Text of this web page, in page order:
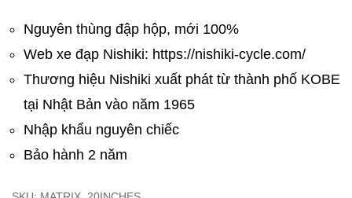
Nguyên thùng đập hộp, mới 100%
Web xe đạp Nishiki: https://nishiki-cycle.com/
Thương hiệu Nishiki xuất phát từ thành phố KOBE
tại Nhật Bản vào năm 1965
Nhập khẩu nguyên chiếc
Bảo hành 2 năm